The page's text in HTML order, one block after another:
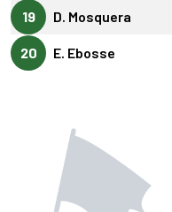
19 D. Mosquera
20 E. Ebosse